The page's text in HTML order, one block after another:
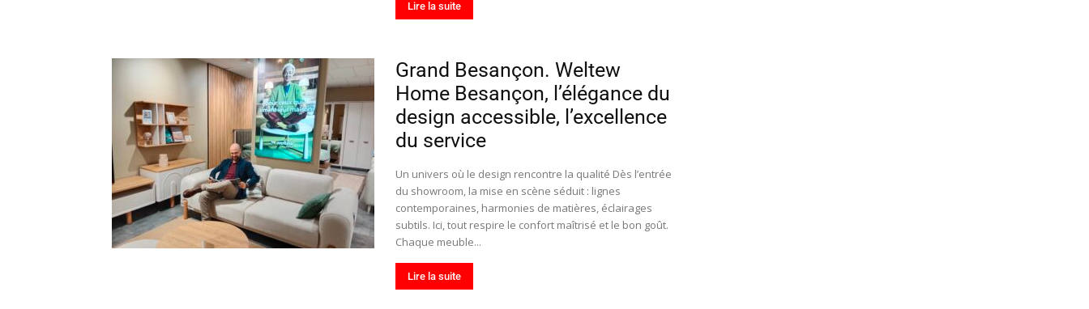
Lire la suite
Grand Besançon. Weltew
Home Besançon, l’élégance du
design accessible, l’excellence
du service
Un univers où le design rencontre la qualité Dès l’entrée
du showroom, la mise en scène séduit : lignes
contemporaines, harmonies de matières, éclairages
subtils. Ici, tout respire le confort maîtrisé et le bon goût.
Chaque meuble...
Lire la suite